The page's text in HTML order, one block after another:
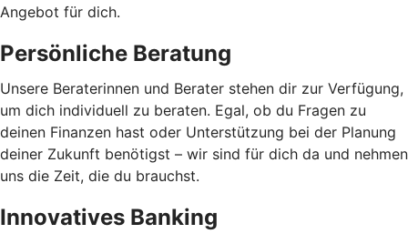
Angebot für dich.
Persönliche Beratung
Unsere Beraterinnen und Berater stehen dir zur Verfügung,
um dich individuell zu beraten. Egal, ob du Fragen zu
deinen Finanzen hast oder Unterstützung bei der Planung
deiner Zukunft benötigst – wir sind für dich da und nehmen
uns die Zeit, die du brauchst.
Innovatives Banking